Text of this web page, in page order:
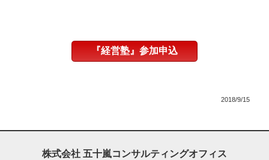
『経営塾』参加申込
2018/9/15
株式会社 五十嵐コンサルティングオフィス